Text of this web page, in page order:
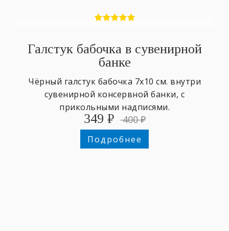
Галстук бабочка в сувенирной
банке
Чёрный галстук бабочка 7х10 см. внутри
сувенирной консервной банки, с
прикольными надписями.
349 ₽ 400₽
Подробнее